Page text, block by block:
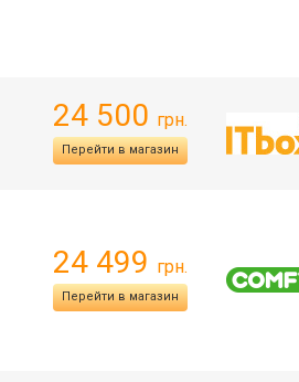
24 500 грн.
Перейти в магазин
24 499 грн.
Перейти в магазин